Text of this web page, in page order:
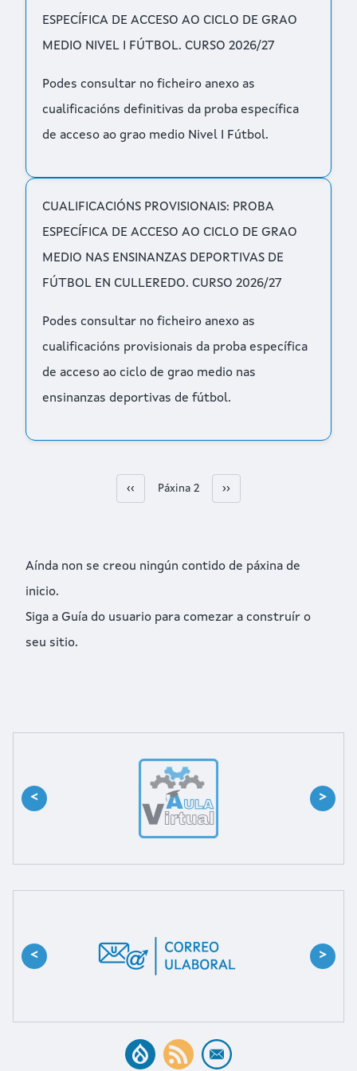
ESPECÍFICA DE ACCESO AO CICLO DE GRAO
MEDIO NIVEL I FÚTBOL. CURSO 2026/27
Podes consultar no ficheiro anexo as
cualificacións definitivas da proba específica
de acceso ao grao medio Nivel I Fútbol.
CUALIFICACIÓNS PROVISIONAIS: PROBA
ESPECÍFICA DE ACCESO AO CICLO DE GRAO
MEDIO NAS ENSINANZAS DEPORTIVAS DE
FÚTBOL EN CULLEREDO. CURSO 2026/27
Podes consultar no ficheiro anexo as
cualificacións provisionais da proba específica
de acceso ao ciclo de grao medio nas
ensinanzas deportivas de fútbol.
Paxinación
Páxina anterior
‹‹ Páxina 2 Páxina Seguinte
››
Aínda non se creou ningún contido de páxina de
inicio.
Siga a Guía do usuario para comezar a construír o
seu sitio.
< >
< >